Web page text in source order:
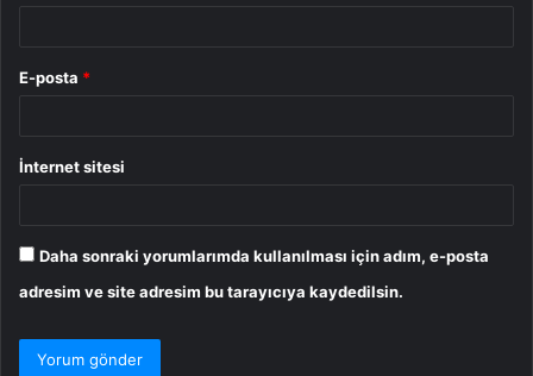
E-posta *
İnternet sitesi
Daha sonraki yorumlarımda kullanılması için adım, e-posta
adresim ve site adresim bu tarayıcıya kaydedilsin.